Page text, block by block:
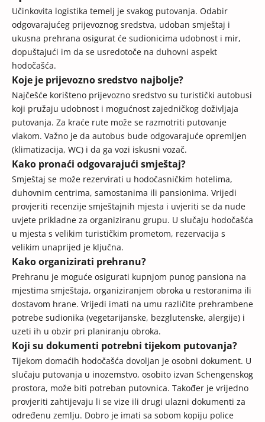
Učinkovita logistika temelj je svakog putovanja. Odabir
odgovarajućeg prijevoznog sredstva, udoban smještaj i
ukusna prehrana osigurat će sudionicima udobnost i mir,
dopuštajući im da se usredotoče na duhovni aspekt
hodočašća.
Koje je prijevozno sredstvo najbolje?
Najčešće korišteno prijevozno sredstvo su turistički autobusi
koji pružaju udobnost i mogućnost zajedničkog doživljaja
putovanja. Za kraće rute može se razmotriti putovanje
vlakom. Važno je da autobus bude odgovarajuće opremljen
(klimatizacija, WC) i da ga vozi iskusni vozač.
Kako pronaći odgovarajući smještaj?
Smještaj se može rezervirati u hodočasničkim hotelima,
duhovnim centrima, samostanima ili pansionima. Vrijedi
provjeriti recenzije smještajnih mjesta i uvjeriti se da nude
uvjete prikladne za organiziranu grupu. U slučaju hodočašća
u mjesta s velikim turističkim prometom, rezervacija s
velikim unaprijed je ključna.
Kako organizirati prehranu?
Prehranu je moguće osigurati kupnjom punog pansiona na
mjestima smještaja, organiziranjem obroka u restoranima ili
dostavom hrane. Vrijedi imati na umu različite prehrambene
potrebe sudionika (vegetarijanske, bezglutenske, alergije) i
uzeti ih u obzir pri planiranju obroka.
Koji su dokumenti potrebni tijekom putovanja?
Tijekom domaćih hodočašća dovoljan je osobni dokument. U
slučaju putovanja u inozemstvo, osobito izvan Schengenskog
prostora, može biti potreban putovnica. Također je vrijedno
provjeriti zahtijevaju li se vize ili drugi ulazni dokumenti za
određenu zemlju. Dobro je imati sa sobom kopiju police